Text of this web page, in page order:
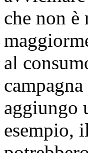
che non è
al
aggiungo
esempio,